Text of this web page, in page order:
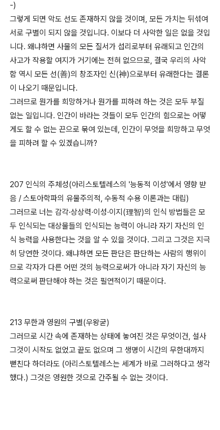
-)
그렇게 되면 악도 선도 존재하지 않을 것이며, 모든 가치는 뒤섞여
서로 구별이 되지 않을 것입니다. 이보다 더 사악한 일은 없을 것입
니다. 왜냐하면 사물의 모든 질서가 섭리로부터 유래되고 인간의
사고가 작용할 여지가 거기에는 전혀 없으므로, 결국 우리의 사악
함 역시 모든 선(善)의 창조자인 신(神)으로부터 유래한다는 결론
이 나오기 때문입니다.
그러므로 뭔가를 희망하거나 뭔가를 피하려 하는 것은 모두 부질
없는 일입니다. 인간이 바라는 것들이 모두 인간의 힘으로는 어떻
게도 할 수 없는 끈으로 묶여 있는데, 인간이 무엇을 희망하고 무엇
을 피하려 할 수 있겠습니까?
207 인식의 주체성(아리스토텔레스의 '능동적 이성'에서 영향 받
음 / 스토아학파의 유물주의적, 수동적 수용 이론과는 대립)
그러므로 너는 감각·상상력·이성·이지(理智)의 인식 방법들은 모
두 인식되는 대상물들의 인식되는 능력이 아니라 자기 자신의 인
식 능력을 사용한다는 것을 알 수 있을 것이다. 그리고 그것은 지극
히 당연한 것이다. 왜냐하면 모든 판단은 판단하는 사람의 행위이
므로 각자가 다른 어떤 것의 능력으로써가 아니라 자기 자신의 능
력으로써 판단해야 하는 것은 필연적이기 때문이다.
213 무한과 영원의 구별(우왕굳)
그러므로 시간 속에 존재하는 상태에 놓여진 것은 무엇이건, 설사
그것이 시작도 없었고 끝도 없으며 그 생명이 시간의 무한대까지
뻗친다 하더라도 (아리스토텔레스는 세계가 바로 그러하다고 생각
했다.) 그것은 영원한 것으로 간주될 수 없는 것이다.